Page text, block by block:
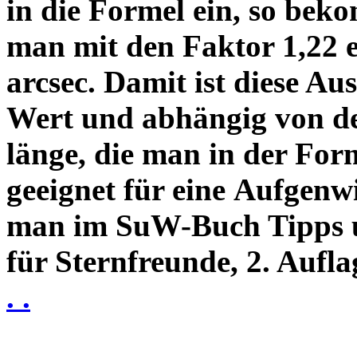
in die Formel ein, so
man mit den Faktor 1,22
arcsec. Damit ist diese
Wert und abhängig von
länge, die man in der
geeignet für eine
man im SuW-Buch Tipps
für Sternfreunde, 2.
. .